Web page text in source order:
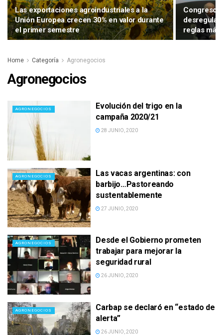
Las exportaciones agroindustriales a la
Unión Europea crecen 30% en valor durante
el primer semestre
Congreso
reglas
Home Categoría Agronegocios
Agronegocios
AGRONEGOCIOS
Evolución del trigo en la
campaña 2020/21
28 JUNIO, 2020
AGRONEGOCIOS
Las vacas argentinas: con
barbijo…Pastoreando
sustentablemente
27 JUNIO, 2020
AGRONEGOCIOS
Desde el Gobierno prometen
trabajar para mejorar la
seguridad rural
26 JUNIO, 2020
AGRONEGOCIOS
Carbap se declaró en “estado de
alerta”
26 JUNIO, 2020